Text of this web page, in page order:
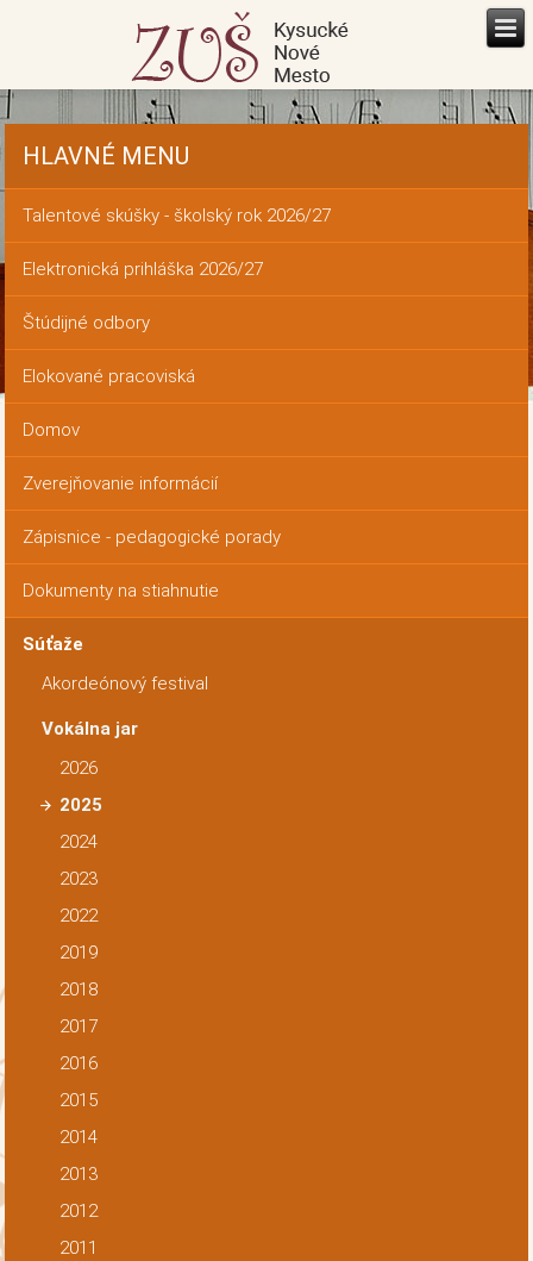
HLAVNÉ MENU
Talentové skúšky - školský rok 2026/27
Elektronická prihláška 2026/27
Štúdijné odbory
Elokované pracoviská
Domov
Zverejňovanie informácií
Zápisnice - pedagogické porady
Dokumenty na stiahnutie
Súťaže
Akordeónový festival
Vokálna jar
2026
2025
2024
2023
2022
2019
2018
2017
2016
2015
2014
2013
2012
2011